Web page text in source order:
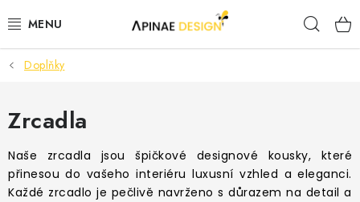
na
PRODUKTY
AKCE
KANCELÁŘSKÝ NÁBYTEK
KONTAKTY
Doplňky
Zrcadla
Naše zrcadla jsou špičkové designové kousky, které
přinesou do vašeho interiéru luxusní vzhled a eleganci.
Každé zrcadlo je pečlivě navrženo s důrazem na detail a